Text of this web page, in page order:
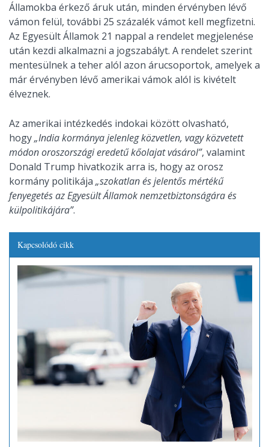
Államokba érkező áruk után, minden érvényben lévő
vámon felül, további 25 százalék vámot kell megfizetni.
Az Egyesült Államok 21 nappal a rendelet megjelenése
után kezdi alkalmazni a jogszabályt. A rendelet szerint
mentesülnek a teher alól azon árucsoportok, amelyek a
már érvényben lévő amerikai vámok alól is kivételt
élveznek.
Az amerikai intézkedés indokai között olvasható,
hogy„India kormánya jelenleg közvetlen, vagy közvetett
módon oroszországi eredetű kőolajat vásárol”, valamint
Donald Trump hivatkozik arra is, hogy az orosz
kormány politikája „szokatlan és jelentős mértékű
fenyegetés az Egyesült Államok nemzetbiztonságára és
külpolitikájára”.
Kapcsolódó cikk